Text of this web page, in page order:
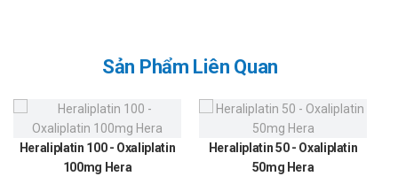
Chuyển từ điều trị bằng một loại thuốc chống
phenobarbital, primidone hoặc valproate)
Điều trị rối loạn lưỡng cực
Dùng để duy trì ổn định tâm trạng, giúp làm chậm
Sản Phẩm Liên Quan
Heraliplatin 100 - Oxaliplatin
100mg Hera
Heraliplatin 50 - Oxaliplatin
50mg Hera